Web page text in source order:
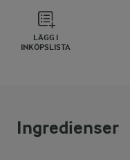
LÄGG I
INKÖPSLISTA
Ingredienser